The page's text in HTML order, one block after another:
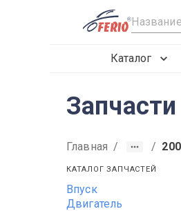
R
Каталог
Главная / /
КАТАЛОГ ЗАПЧАСТЕЙ
Впуск
Двигатель
2015